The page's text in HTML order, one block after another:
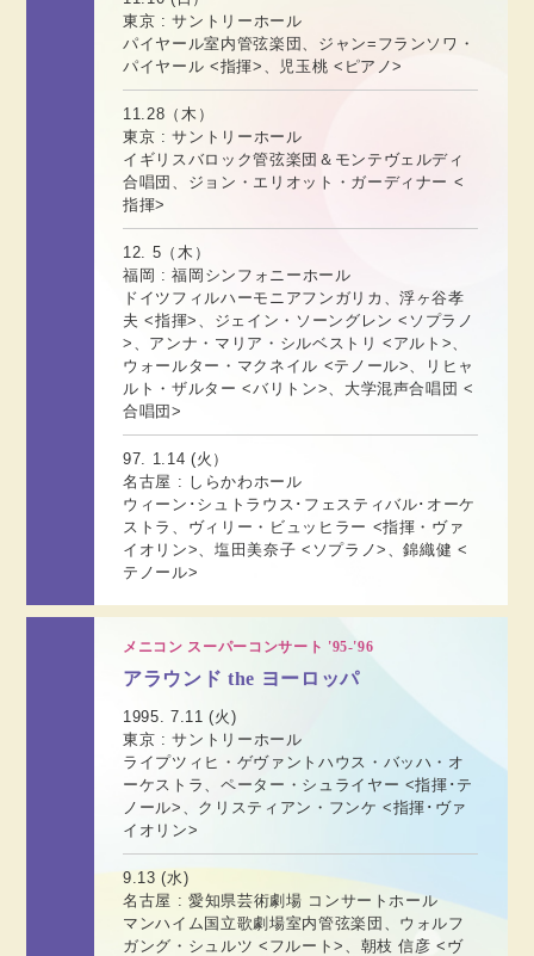
東京 : サントリーホール
パイヤール室内管弦楽団、ジャン=フランソワ・
パイヤール <指揮>、児玉桃 <ピアノ>
11.28（木）
東京 : サントリーホール
イギリスバロック管弦楽団＆モンテヴェルディ
合唱団、ジョン・エリオット・ガーディナー <
指揮>
12. 5（木）
福岡 : 福岡シンフォニーホール
ドイツフィルハーモニアフンガリカ、浮ヶ谷孝
夫 <指揮>、ジェイン・ソーングレン <ソプラノ
>、アンナ・マリア・シルベストリ <アルト>、
ウォールター・マクネイル <テノール>、リヒャ
ルト・ザルター <バリトン>、大学混声合唱団 <
合唱団>
97. 1.14 (火）
名古屋 : しらかわホール
ウィーン･シュトラウス･フェスティバル･オーケ
ストラ、ヴィリー・ビュッヒラー <指揮・ヴァ
イオリン>、塩田美奈子 <ソプラノ>、錦織健 <
テノール>
メニコン スーパーコンサート '95-'96
アラウンド the ヨーロッパ
1995. 7.11 (火)
東京 : サントリーホール
ライプツィヒ・ゲヴァントハウス・バッハ・オ
ーケストラ、ペーター・シュライヤー <指揮･テ
ノール>、クリスティアン・フンケ <指揮･ヴァ
イオリン>
9.13 (水)
名古屋 : 愛知県芸術劇場 コンサートホール
マンハイム国立歌劇場室内管弦楽団、ウォルフ
ガング・シュルツ <フルート>、朝枝 信彦 <ヴ